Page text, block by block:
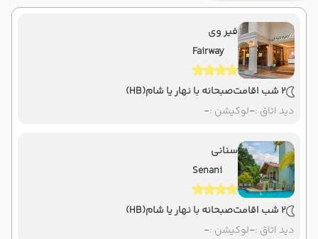
فیر وی
Fairway
2 شب اقامت صبحانه با نهار یا شام(HB)
دید اتاق :-لوکیشن :-
سنانی
Senani
2 شب اقامت صبحانه با نهار یا شام(HB)
دید اتاق :-لوکیشن :-